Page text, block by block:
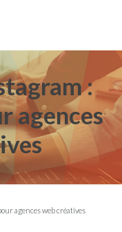
:
agences
agences web créatives